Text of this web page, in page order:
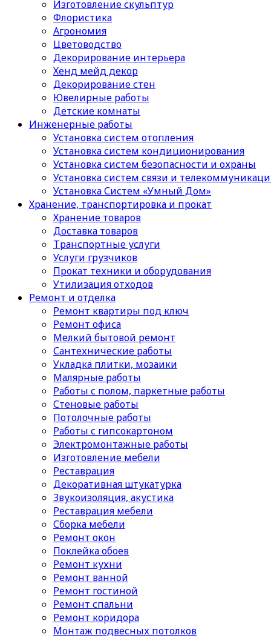
Изготовление скульптур
Флористика
Агрономия
Цветоводство
Декорирование интерьера
Хенд мейд декор
Декорирование стен
Ювелирные работы
Детские комнаты
Инженерные работы
Установка систем отопления
Установка систем кондиционирования
Установка систем безопасности и охраны
Установка систем связи и
Установка Систем «Умный Дом»
Хранение, транспортировка и прокат
Хранение товаров
Доставка товаров
Транспортные услуги
Услуги грузчиков
Прокат техники и оборудования
Утилизация отходов
Ремонт и отделка
Ремонт квартиры под ключ
Ремонт офиса
Мелкий бытовой ремонт
Сантехнические работы
Укладка плитки, мозаики
Малярные работы
Работы с полом, паркетные работы
Стеновые работы
Потолочные работы
Работы с гипсокартоном
Электромонтажные работы
Изготовление мебели
Реставрация
Декоративная штукатурка
Звукоизоляция, акустика
Реставрация мебели
Сборка мебели
Ремонт окон
Поклейка обоев
Ремонт кухни
Ремонт ванной
Ремонт гостиной
Ремонт спальни
Ремонт коридора
Монтаж подвесных потолков